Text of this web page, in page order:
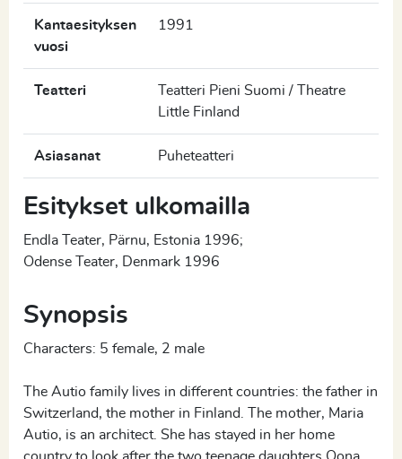
Kantaesityksen
vuosi
1991
Teatteri
Teatteri Pieni Suomi / Theatre
Little Finland
Asiasanat Puheteatteri
Esitykset ulkomailla
Endla Teater, Pärnu, Estonia 1996;
Odense Teater, Denmark 1996
Synopsis
Characters: 5 female, 2 male
The Autio family lives in different countries: the father in
Switzerland, the mother in Finland. The mother, Maria
Autio, is an architect. She has stayed in her home